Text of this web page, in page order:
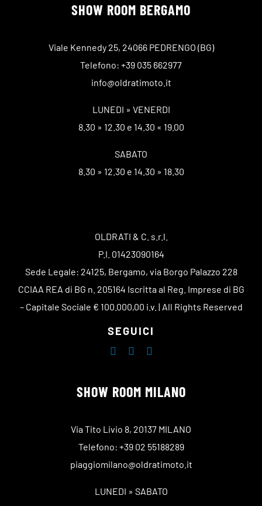
SHOW ROOM BERGAMO
Viale Kennedy 25, 24066 PEDRENGO (BG)
Telefono: +39 035 662977
info@oldratimoto.it
LUNEDI » VENERDI
8.30 » 12.30 e 14.30 « 19.00
SABATO
8.30 » 12.30 e 14.30 » 18.30
OLDRATI & C. s.r.l.
P.I. 01423090164
Sede Legale: 24125, Bergamo, via Borgo Palazzo 228
CCIAA REA di BG n. 205164 Iscritta al Reg. Imprese di BG
– Capitale Sociale € 100.000,00 i.v. | All Rights Reserved
SEGUICI
SHOW ROOM MILANO
Via Tito Livio 8, 20137 MILANO
Telefono: +39 02 55188289
piaggiomilano@oldratimoto.it
LUNEDI » SABATO